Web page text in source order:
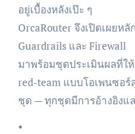
อยู่เบื้องหลังเป๊ะ ๆ
OrcaRouter จึงเปิดเผย
Guardrails และ Firewall
มาพร้อมชุดประเมินผลที่ใ
red-team แบบโอเพนซอร์
ชุด — ทุกชุดมีการอ้างอิง
•